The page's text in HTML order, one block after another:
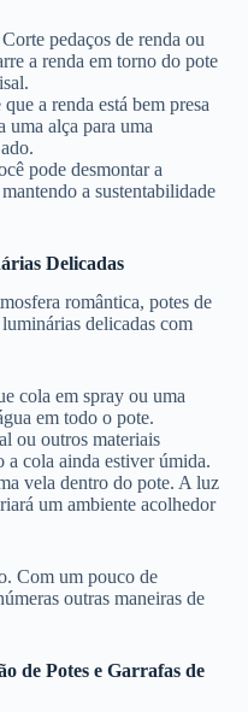
Corte pedaços de renda ou
a renda em torno do pote
a renda está bem presa
uma alça para uma
pode desmontar a
a sustentabilidade
Delicadas
romântica, potes de
delicadas com
cola em spray ou uma
em todo o pote.
ou outros materiais
a cola ainda estiver úmida.
vela dentro do pote. A luz
um ambiente acolhedor
Com um pouco de
outras maneiras de
de Potes e Garrafas de